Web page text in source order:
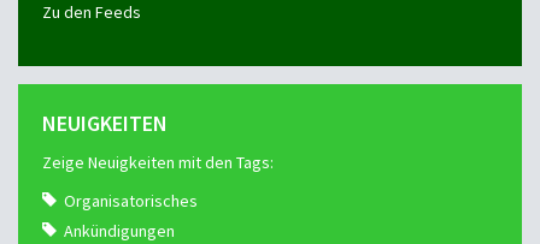
Zu den Feeds
NEUIGKEITEN
Zeige Neuigkeiten mit den Tags:
Organisatorisches
Ankündigungen